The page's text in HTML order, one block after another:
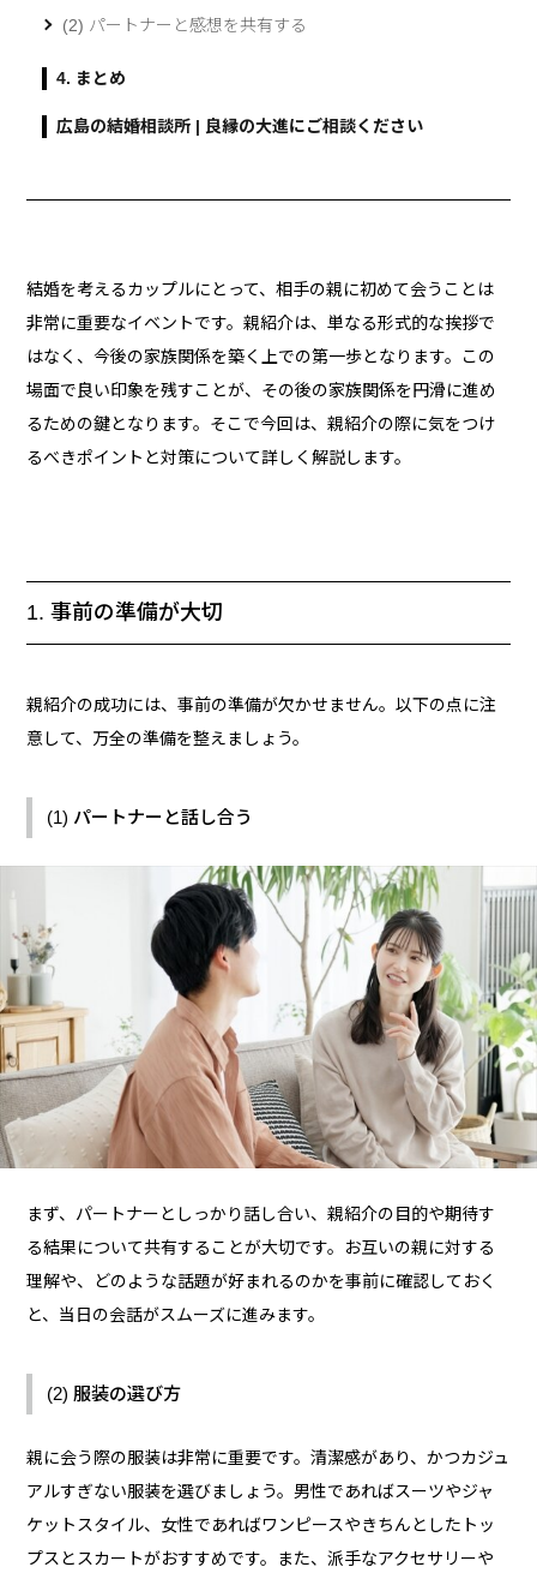
(2) パートナーと感想を共有する
4. まとめ
広島の結婚相談所 | 良縁の大進にご相談ください
結婚を考えるカップルにとって、相手の親に初めて会うことは
非常に重要なイベントです。親紹介は、単なる形式的な挨拶で
はなく、今後の家族関係を築く上での第一歩となります。この
場面で良い印象を残すことが、その後の家族関係を円滑に進め
るための鍵となります。そこで今回は、親紹介の際に気をつけ
るべきポイントと対策について詳しく解説します。
1. 事前の準備が大切
親紹介の成功には、事前の準備が欠かせません。以下の点に注
意して、万全の準備を整えましょう。
(1) パートナーと話し合う
まず、パートナーとしっかり話し合い、親紹介の目的や期待す
る結果について共有することが大切です。お互いの親に対する
理解や、どのような話題が好まれるのかを事前に確認しておく
と、当日の会話がスムーズに進みます。
(2) 服装の選び方
親に会う際の服装は非常に重要です。清潔感があり、かつカジュ
アルすぎない服装を選びましょう。男性であればスーツやジャ
ケットスタイル、女性であればワンピースやきちんとしたトッ
プスとスカートがおすすめです。また、派手なアクセサリーや